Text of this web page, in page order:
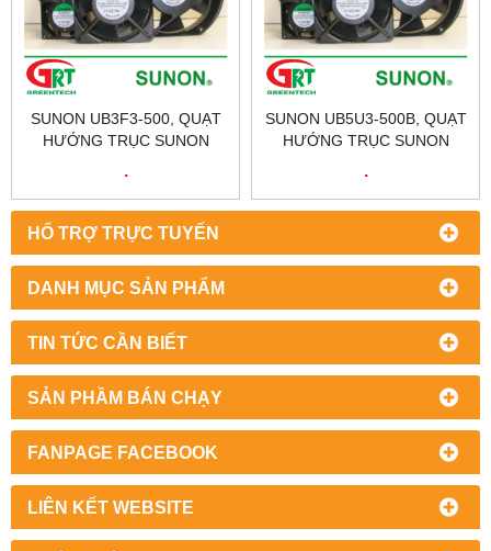
HỔ TRỢ TRỰC TUYẾN
DANH MỤC SẢN PHẨM
TIN TỨC CẦN BIẾT
SẢN PHẦM BÁN CHẠY
FANPAGE FACEBOOK
LIÊN KẾT WEBSITE
SUNON UB3F3-500, QUẠT
HƯỚNG TRỤC SUNON
TẠI VIỆT NAM
.
SUNON UB5U3-500B, QUẠT
HƯỚNG TRỤC SUNON
SUNON TẠI VIỆT NAM
.